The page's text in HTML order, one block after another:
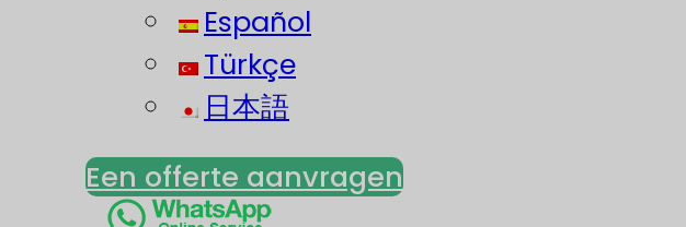
Español
Türkçe
日本語
Een offerte aanvragen